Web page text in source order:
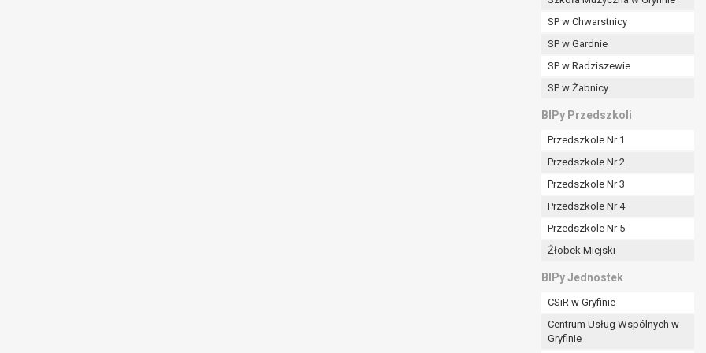
SP w Chwarstnicy
SP w Gardnie
SP w Radziszewie
SP w Żabnicy
BIPy Przedszkoli
Przedszkole Nr 1
Przedszkole Nr 2
Przedszkole Nr 3
Przedszkole Nr 4
Przedszkole Nr 5
Żłobek Miejski
BIPy Jednostek
CSiR w Gryfinie
Centrum Usług Wspólnych w
Gryfinie
art. 16 RODO,
prawo do bycia zapomnianym) na podstawie art. 17 RODO, w przypadku gdy:
były zebrane lub w inny sposób przetwarzane,
na przetwarzanie danych osobowych, która jest podstawą przetwarzania danych i nie ma innej podstawy prawnej
z prawem,
się z obowiązku wynikającego z przepisów prawa;
danych osobowych – na okres pozwalający administratorowi sprawdzić prawidłowość tych danych,
celów, ale osoba, której dane dotyczą, potrzebuje ich do ustalenia, obrony lub dochodzenia roszczeń,
wobec przetwarzania danych - do czasu ustalenia czy prawnie uzasadnione podstawy po stronie administratora są
RODO, w przypadku gdy łącznie spełnione są następujące przesłanki:
umowy zawartej z osobą, której dane dotyczą lub na podstawie zgody wyrażonej przez tą osobę,
art. 21 RODO, wobec przetwarzania danych osobowych, którego podstawą prawną jest: